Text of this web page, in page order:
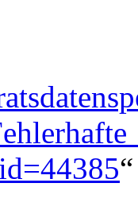
“